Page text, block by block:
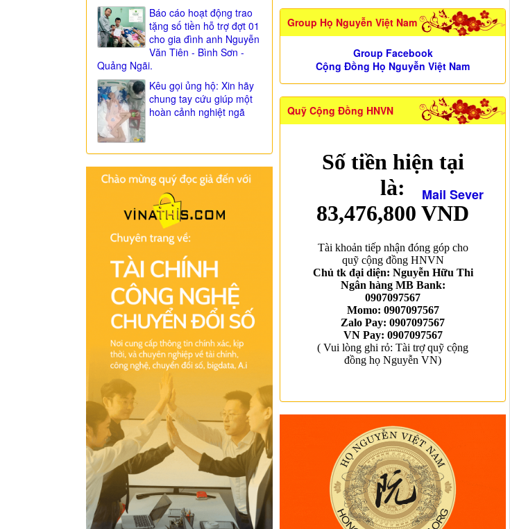
Group Họ Nguyễn Việt Nam
Group Facebook
Cộng Đồng Họ Nguyễn Việt Nam
Quỹ Cộng Đồng HNVN
Báo cáo hoạt động trao
tặng số tiền hỗ trợ đợt 01
cho gia đình anh Nguyễn
Văn Tiên - Bình Sơn -
Quảng Ngãi.
Kêu gọi ủng hộ: Xin hãy
chung tay cứu giúp một
hoàn cảnh nghiệt ngã
Mail Sever